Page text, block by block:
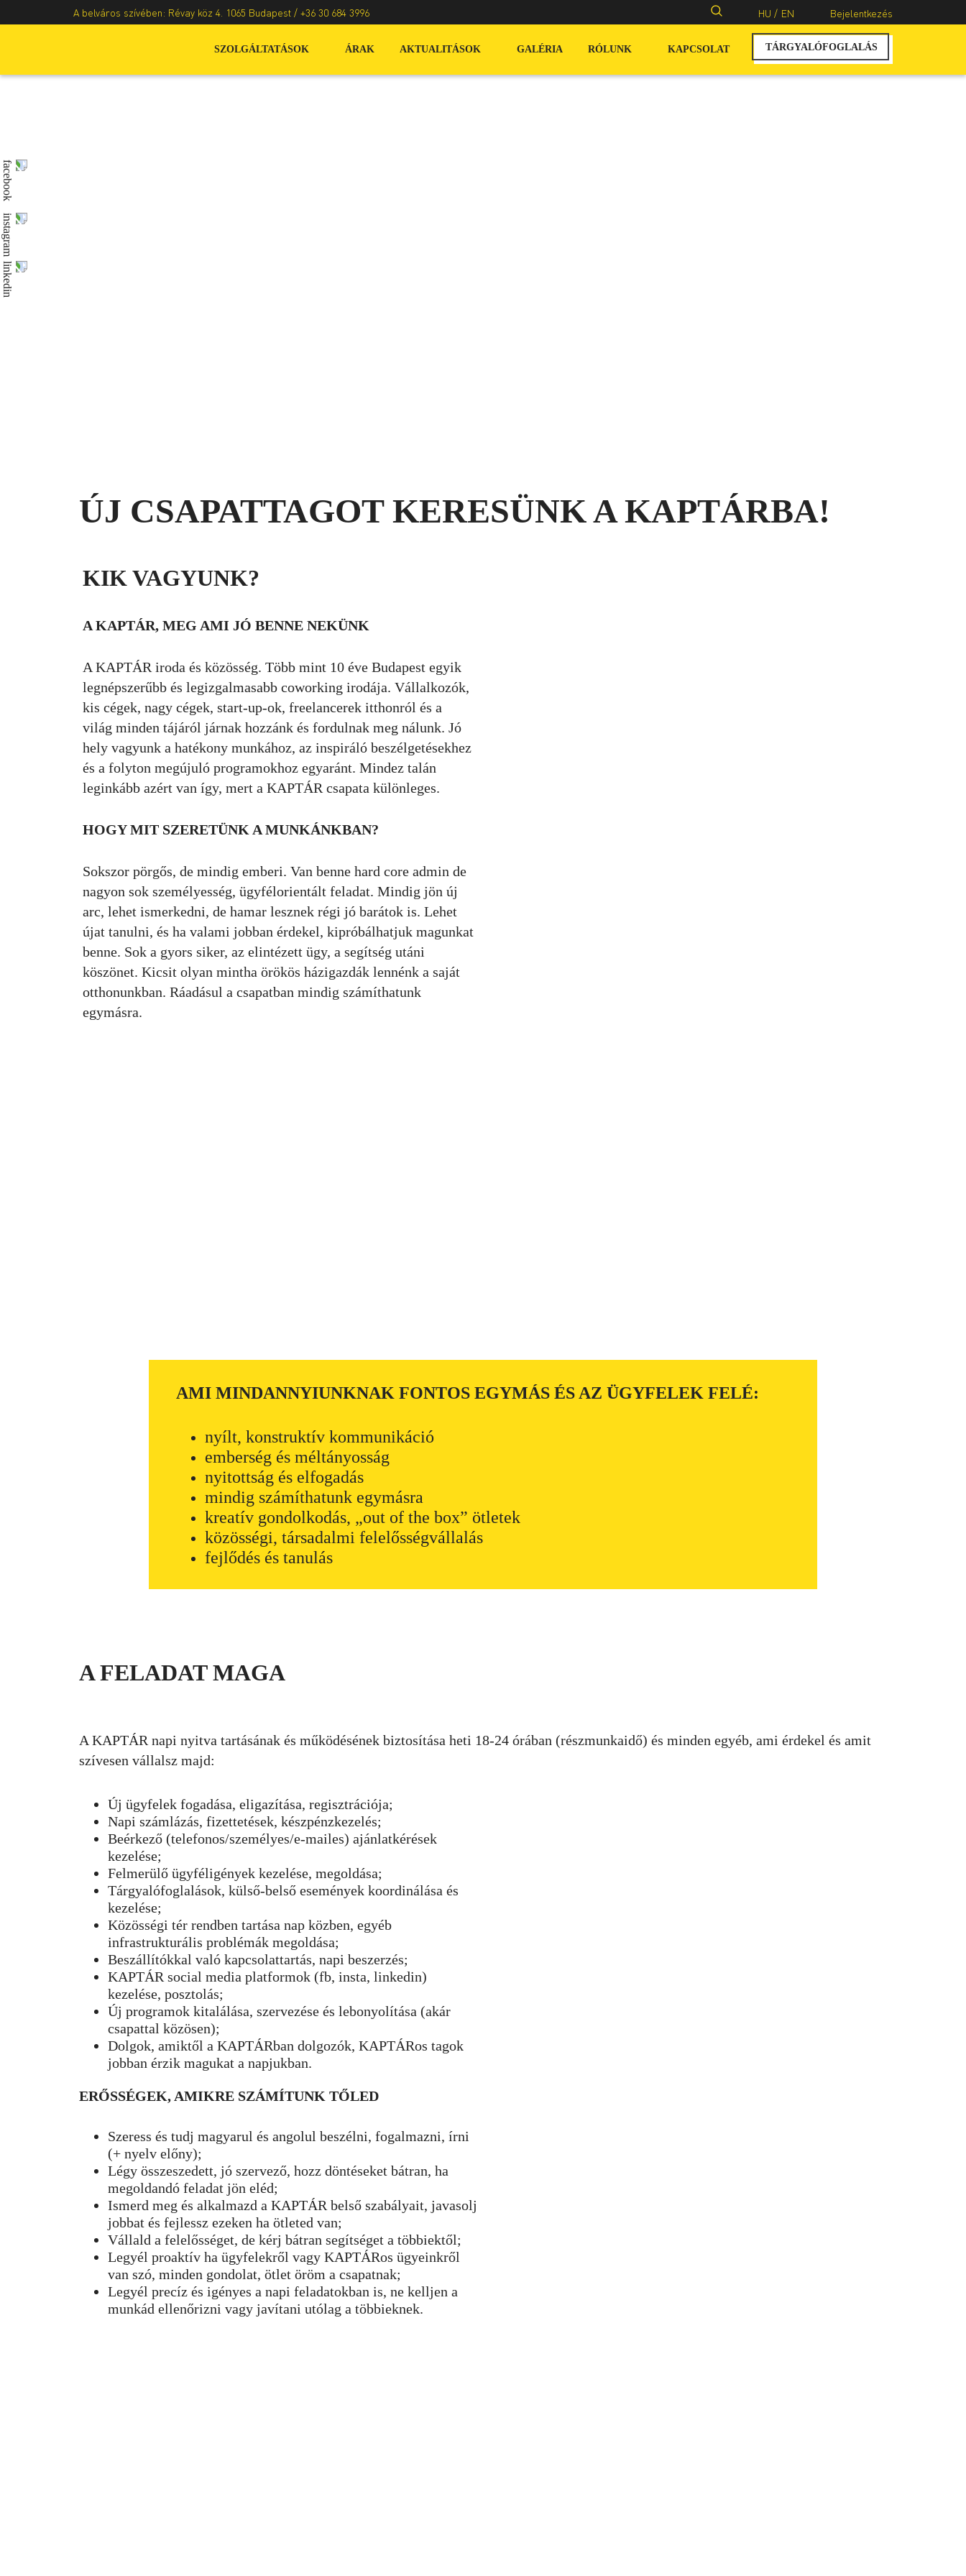
A belváros szívében: Révay köz 4. 1065 Budapest / +36 30 684 3996 Keresés: HU / EN Bejelentkezés
SZOLGÁLTATÁSOK ÁRAK AKTUALITÁSOK GALÉRIA RÓLUNK KAPCSOLAT TÁRGYALÓFOGLALÁS
ÚJ CSAPATTAGOT KERESÜNK A KAPTÁRBA!
KIK VAGYUNK?
A KAPTÁR, MEG AMI JÓ BENNE NEKÜNK
A KAPTÁR iroda és közösség. Több mint 10 éve Budapest egyik
legnépszerűbb és legizgalmasabb coworking irodája. Vállalkozók,
kis cégek, nagy cégek, start-up-ok, freelancerek itthonról és a
világ minden tájáról járnak hozzánk és fordulnak meg nálunk. Jó
hely vagyunk a hatékony munkához, az inspiráló beszélgetésekhez
és a folyton megújuló programokhoz egyaránt. Mindez talán
leginkább azért van így, mert a KAPTÁR csapata különleges.
HOGY MIT SZERETÜNK A MUNKÁNKBAN?
Sokszor pörgős, de mindig emberi. Van benne hard core admin de
nagyon sok személyesség, ügyfélorientált feladat. Mindig jön új
arc, lehet ismerkedni, de hamar lesznek régi jó barátok is. Lehet
újat tanulni, és ha valami jobban érdekel, kipróbálhatjuk magunkat
benne. Sok a gyors siker, az elintézett ügy, a segítség utáni
köszönet. Kicsit olyan mintha örökös házigazdák lennénk a saját
otthonunkban. Ráadásul a csapatban mindig számíthatunk
egymásra.
AMI MINDANNYIUNKNAK FONTOS EGYMÁS ÉS AZ ÜGYFELEK FELÉ:
nyílt, konstruktív kommunikáció
emberség és méltányosság
nyitottság és elfogadás
mindig számíthatunk egymásra
kreatív gondolkodás, „out of the box” ötletek
közösségi, társadalmi felelősségvállalás
fejlődés és tanulás
A FELADAT MAGA
A KAPTÁR napi nyitva tartásának és működésének biztosítása heti 18-24 órában (részmunkaidő) és minden egyéb, ami érdekel és amit
szívesen vállalsz majd:
Új ügyfelek fogadása, eligazítása, regisztrációja;
Napi számlázás, fizettetések, készpénzkezelés;
Beérkező (telefonos/személyes/e-mailes) ajánlatkérések
kezelése;
Felmerülő ügyféligények kezelése, megoldása;
Tárgyalófoglalások, külső-belső események koordinálása és
kezelése;
Közösségi tér rendben tartása nap közben, egyéb
infrastrukturális problémák megoldása;
Beszállítókkal való kapcsolattartás, napi beszerzés;
KAPTÁR social media platformok (fb, insta, linkedin)
kezelése, posztolás;
Új programok kitalálása, szervezése és lebonyolítása (akár
csapattal közösen);
Dolgok, amiktől a KAPTÁRban dolgozók, KAPTÁRos tagok
jobban érzik magukat a napjukban.
ERŐSSÉGEK, AMIKRE SZÁMÍTUNK TŐLED
Szeress és tudj magyarul és angolul beszélni, fogalmazni, írni
(+ nyelv előny);
Légy összeszedett, jó szervező, hozz döntéseket bátran, ha
megoldandó feladat jön eléd;
Ismerd meg és alkalmazd a KAPTÁR belső szabályait, javasolj
jobbat és fejlessz ezeken ha ötleted van;
Vállald a felelősséget, de kérj bátran segítséget a többiektől;
Legyél proaktív ha ügyfelekről vagy KAPTÁRos ügyeinkről
van szó, minden gondolat, ötlet öröm a csapatnak;
Legyél precíz és igényes a napi feladatokban is, ne kelljen a
munkád ellenőrizni vagy javítani utólag a többieknek.